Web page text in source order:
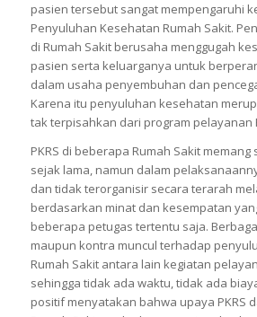
pasien tersebut sangat mempengaruhi
Penyuluhan Kesehatan Rumah Sakit.
di Rumah Sakit berusaha menggugah
pasien serta keluarganya untuk
dalam usaha penyembuhan dan
Karena itu penyuluhan kesehatan
tak terpisahkan dari program pelayanan
PKRS di beberapa Rumah Sakit
sejak lama, namun dalam
dan tidak terorganisir secara terarah
berdasarkan minat dan kesempatan
beberapa petugas tertentu saja.
maupun kontra muncul terhadap
Rumah Sakit antara lain kegiatan
sehingga tidak ada waktu, tidak ada
positif menyatakan bahwa upaya PKRS